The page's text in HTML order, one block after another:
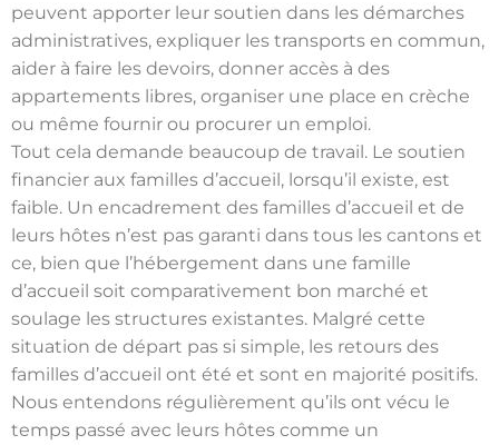
peuvent apporter leur soutien dans les démarches
administratives, expliquer les transports en commun,
aider à faire les devoirs, donner accès à des
appartements libres, organiser une place en crèche
ou même fournir ou procurer un emploi.
Tout cela demande beaucoup de travail. Le soutien
financier aux familles d’accueil, lorsqu’il existe, est
faible. Un encadrement des familles d’accueil et de
leurs hôtes n’est pas garanti dans tous les cantons et
ce, bien que l’hébergement dans une famille
d’accueil soit comparativement bon marché et
soulage les structures existantes. Malgré cette
situation de départ pas si simple, les retours des
familles d’accueil ont été et sont en majorité positifs.
Nous entendons régulièrement qu’ils ont vécu le
temps passé avec leurs hôtes comme un